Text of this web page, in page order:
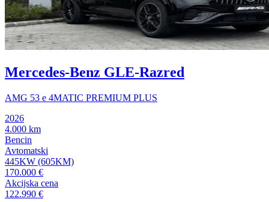
Mercedes-Benz GLE-Razred
AMG 53 e 4MATIC PREMIUM PLUS
2026
4.000 km
Bencin
Avtomatski
445KW (605KM)
170.000 €
Akcijska cena
122.990 €